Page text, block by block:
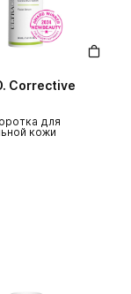
Corrective
для
кожи